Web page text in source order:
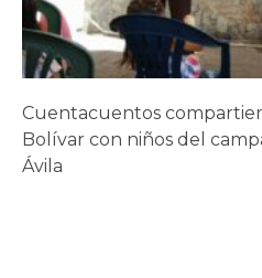
Cuentacuentos
Bolívar con niños del
Ávila